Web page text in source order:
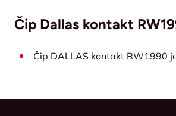
Čip Dallas kontakt
Čip DALLAS kontakt RW1990